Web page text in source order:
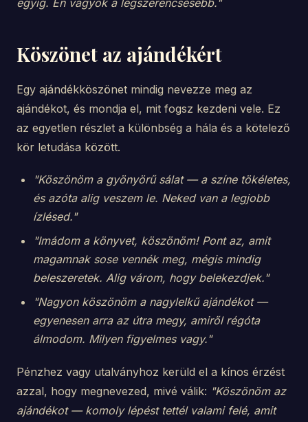
egyig. Én vagyok a legszerencsésebb."
Köszönet az ajándékért
Egy ajándékköszönet mindig nevezze meg az
ajándékot, és mondja el, mit fogsz kezdeni vele. Ez
az egyetlen részlet a különbség a hála és a kötelező
kör letudása között.
"Köszönöm a gyönyörű sálat — a színe tökéletes,
és azóta alig veszem le. Neked van a legjobb
ízlésed."
"Imádom a könyvet, köszönöm! Pont az, amit
magamnak sose vennék meg, mégis mindig
beleszeretek. Alig várom, hogy belekezdjek."
"Nagyon köszönöm a nagylelkű ajándékot —
egyenesen arra az útra megy, amiről régóta
álmodom. Milyen figyelmes vagy."
Pénzhez vagy utalványhoz kerüld el a kínos érzést
azzal, hogy megnevezed, mivé válik: "Köszönöm az
ajándékot — komoly lépést tettél valami felé, amit